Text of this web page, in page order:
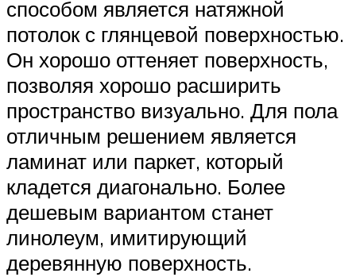
способом является натяжной
потолок с глянцевой поверхностью.
Он хорошо оттеняет поверхность,
позволяя хорошо расширить
пространство визуально. Для пола
отличным решением является
ламинат или паркет, который
кладется диагонально. Более
дешевым вариантом станет
линолеум, имитирующий
деревянную поверхность.